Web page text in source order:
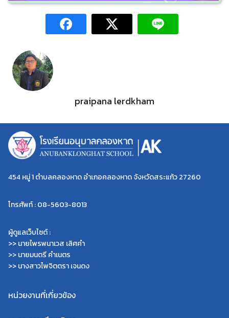
Search
for:
praipana lerdkham
454 หมู่ 1 ตำบลคลองหาด อำเภอคลองหาด จังหวัดสระแก้ว 27260
โทรศัพท์ : 08-5603-8013
ผู้ดูแลเว็บไซต์ :
>> นายไพรพนาเวส เลิศคำ
>> นายมนตรี คำเนตร
>> นางสาวไพจิตตรา เจนดง
หน่วยงานที่เกี่ยวข้อง